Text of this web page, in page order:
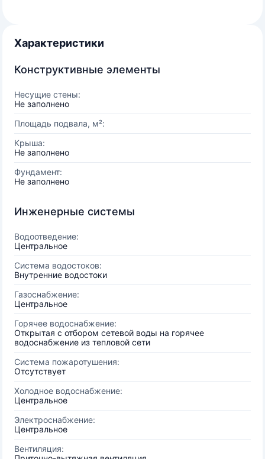
Характеристики
Конструктивные элементы
Несущие стены:
Не заполнено
Площадь подвала, м²:
Крыша:
Не заполнено
Фундамент:
Не заполнено
Инженерные системы
Водоотведение:
Центральное
Система водостоков:
Внутренние водостоки
Газоснабжение:
Центральное
Горячее водоснабжение:
Открытая с отбором сетевой воды на горячее
водоснабжение из тепловой сети
Система пожаротушения:
Отсутствует
Холодное водоснабжение:
Центральное
Электроснабжение:
Центральное
Вентиляция: